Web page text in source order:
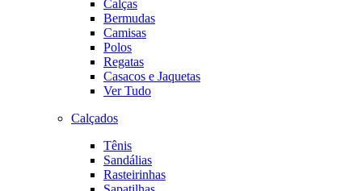
Calças
Bermudas
Camisas
Polos
Regatas
Casacos e Jaquetas
Ver Tudo
Calçados
Tênis
Sandálias
Rasteirinhas